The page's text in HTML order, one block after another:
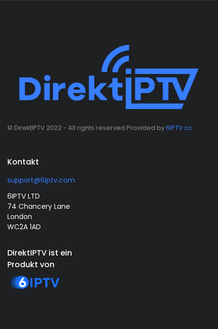
© DirektIPTV 2022 - All rights reserved Provided by6IPTV.cc
Kontakt
support@6iptv.com
6IPTV LTD
74 Chancery Lane
London
WC2A 1AD
DirektIPTV ist ein
Produkt von